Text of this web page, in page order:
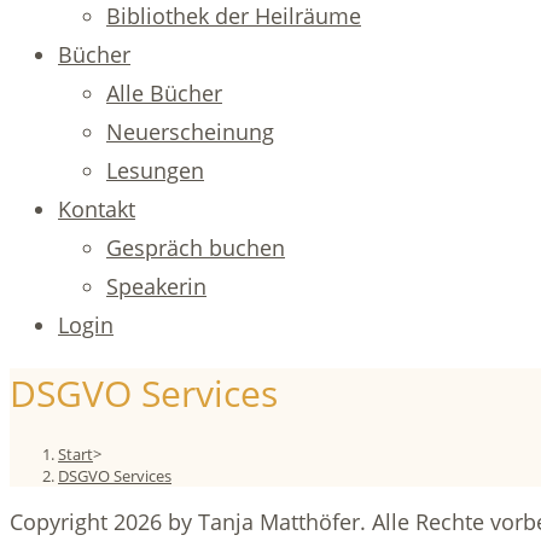
Bibliothek der Heilräume
Bücher
Alle Bücher
Neuerscheinung
Lesungen
Kontakt
Gespräch buchen
Speakerin
Login
DSGVO Services
Start>
DSGVO Services
Copyright 2026 by Tanja Matthöfer. Alle Rechte